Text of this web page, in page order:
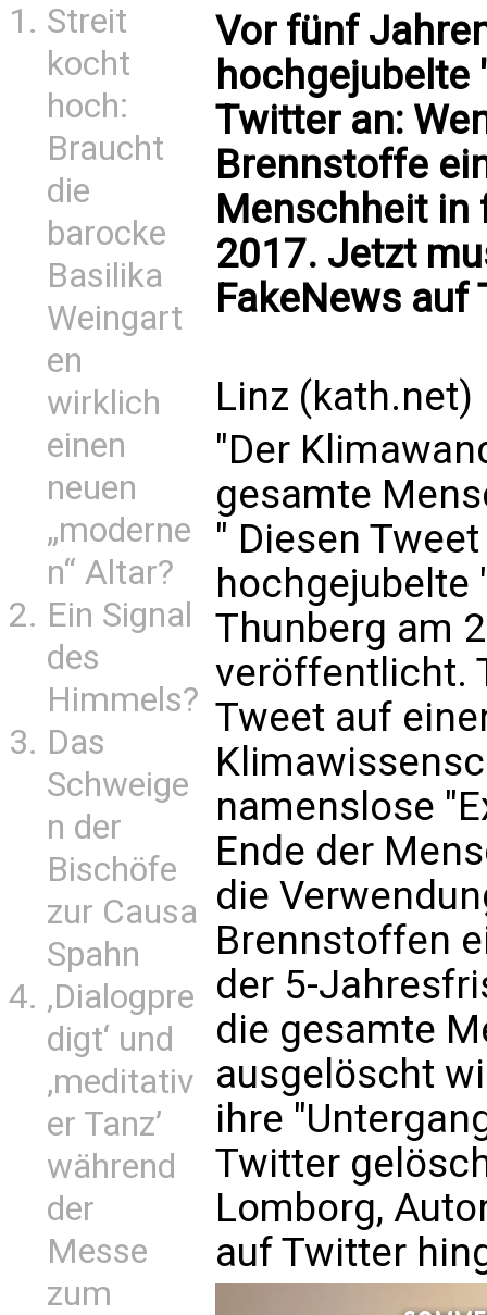
Streit
kocht
hoch:
Braucht
die
barocke
Basilika
Weingart
en
wirklich
einen
neuen
„moderne
n“ Altar?
Ein Signal
des
Himmels?
Das
Schweige
n der
Bischöfe
zur Causa
Spahn
‚Dialogpre
digt‘ und
‚meditativ
er Tanz’
während
der
Messe
zum
Vor fünf
hochgejubelte
Twitter an:
Brennstoffe
Menschheit in
2017. Jetzt
FakeNews
Linz (kath.net)
"Der
gesamte
" Diesen
hochgejubelte
Thunberg am
veröffentlicht.
Tweet auf
namenslose
Ende der
die
Brennstoffen
der 5-
die gesamte
ausgelöscht
ihre
Twitter
Lomborg,
auf Twitter